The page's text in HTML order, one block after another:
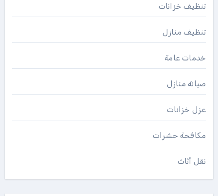
تنظيف خزانات
تنظيف منازل
خدمات عامة
صيانة منازل
عزل خزانات
مكافحة حشرات
نقل أثاث